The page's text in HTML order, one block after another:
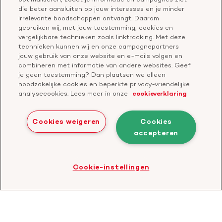
Geef ter nagedachtenis
Start een actie
Vragen over donateurschap
Klachtenformulier
Check je gesprek
Doneer
Bezoek
onze
Facebook
Bezoek
ons
YouTube
Bezoek
onze
LinkedIn
Bezoek
onze
TikTok
profiel
Bezoek
onze
Twitter
profiel
Bezoek
onze
Threads
profiel
Privacyverklaring
Bezoek
die beter aansluiten op jouw interesses en je minder
irrelevante boodschappen ontvangt. Daarom
gebruiken wij, met jouw toestemming, cookies en
vergelijkbare technieken zoals linktracking. Met deze
technieken kunnen wij en onze campagnepartners
jouw gebruik van onze website en e-mails volgen en
combineren met informatie van andere websites. Geef
je geen toestemming? Dan plaatsen we alleen
noodzakelijke cookies en beperkte privacy-vriendelijke
analysecookies. Lees meer in onze
cookieverklaring
Cookies
accepteren
Cookies weigeren
Cookie-instellingen